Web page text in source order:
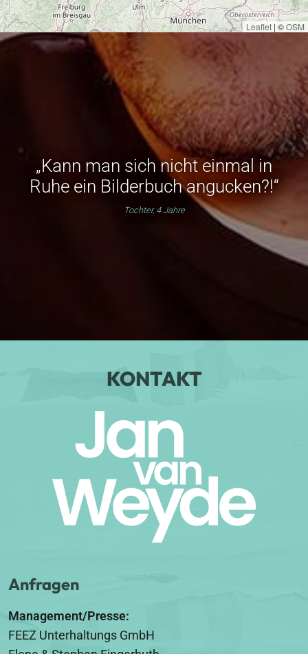
Leaflet | ©OSM
„Kann man sich nicht einmal in
Ruhe ein Bilderbuch angucken?!“
Tochter, 4 Jahre
KONTAKT
Anfragen
Management/Presse:
FEEZ Unterhaltungs GmbH